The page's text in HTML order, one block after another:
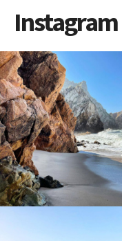
Instagram